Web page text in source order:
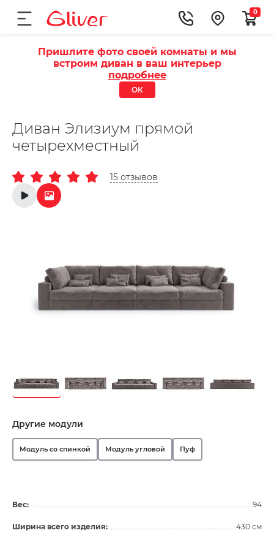
0
Пришлите фото своей комнаты и мы
встроим диван в ваш интерьер
подробнее
ОК
Диван Элизиум прямой
четырехместный
15 отзывов
Другие модули
Модуль со спинкой Модуль угловой Пуф
Вес: 94
Ширина всего изделия: 430 см